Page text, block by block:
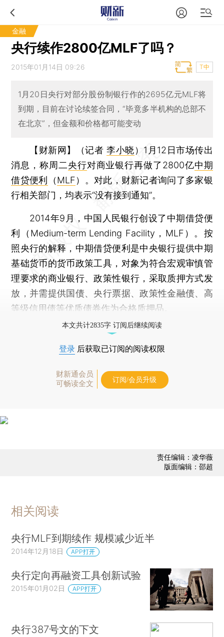
金融
央行续作2800亿MLF了吗？
2015年01月14日 09:26 T中
1月20日央行对部分股份制银行作的2695亿元MLF将
到期，目前在讨论续签合同，“毕竟多半机构的总部不
在北京”，但金额和价格都可能变动
【财新网】（记者李小晓） 1月12日市场传出
消息，称周二央行对商业银行再做了2800亿中期
借贷便利
（MLF）。对此，财新记者询问了多家银
行相关部门，均表示“没有接到通知”。
2014年9月，中国人民银行创设了中期借贷便
利（Medium-term Lending Facility，MLF）。按
照央行的解释，中期借贷便利是中央银行提供中期
基础货币的货币政策工具，对象为符合宏观审慎管
理要求的商业银行、政策性银行，采取质押方式发
放，并需提供国债、央行票据、政策性金融债、高
等级信用债等优质债券作为合格质押品。
本文共计2835字 订阅后继续阅读
登录 后获取已订阅的阅读权限
财新通会员
可畅读全文
订阅/会员升级
责任编辑：凌华薇
版面编辑：邵超
相关阅读
央行MLF到期续作 规模减少近半
2014年12月18日 APP打开
央行定向再融资工具创新试验
2015年01月02日 APP打开
央行387号文的下文